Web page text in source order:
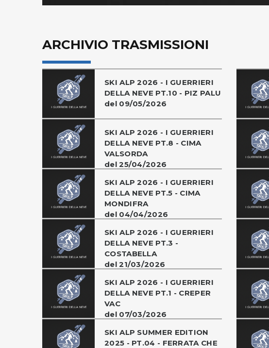
ARCHIVIO TRASMISSIONI
SKI ALP 2026 - I GUERRIERI
DELLA NEVE PT.10 - PIZ PALU
del 09/05/2026
SKI ALP 2026 - I GUERRIERI
DELLA NEVE PT.8 - CIMA
VALSORDA
del 25/04/2026
SKI ALP 2026 - I GUERRIERI
DELLA NEVE PT.5 - CIMA
MONDIFRA
del 04/04/2026
SKI ALP 2026 - I GUERRIERI
DELLA NEVE PT.3 -
COSTABELLA
del 21/03/2026
SKI ALP 2026 - I GUERRIERI
DELLA NEVE PT.1 - CREPER
VAC
del 07/03/2026
SKI ALP SUMMER EDITION
2025 - PT.04 - FERRATA CHE